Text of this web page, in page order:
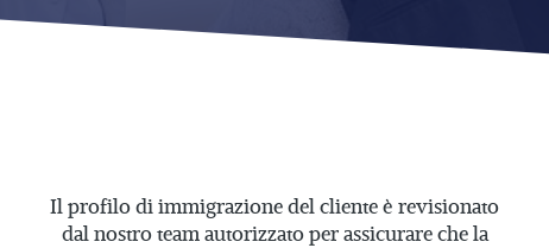
Il profilo di immigrazione del cliente è revisionato
dal nostro team autorizzato per assicurare che la